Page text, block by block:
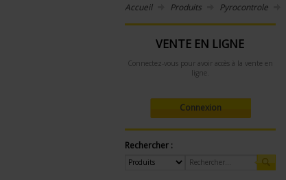
Accueil Produits Pyrocontrole
VENTE EN LIGNE
Connectez-vous pour avoir accès à la vente en
ligne.
Connexion
Rechercher :